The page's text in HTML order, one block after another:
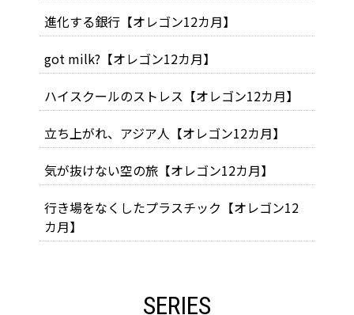
進化する銀行【オレゴン12カ月】
got milk?【オレゴン12カ月】
ハイスクールのストレス【オレゴン12カ月】
立ち上がれ、アジア人【オレゴン12カ月】
気が抜けない空の旅【オレゴン12カ月】
行き場をなくしたプラスチック【オレゴン12
カ月】
SERIES